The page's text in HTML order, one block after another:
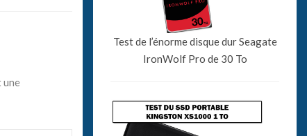
une
Test de l’énorme disque dur Seagate
IronWolf Pro de 30 To